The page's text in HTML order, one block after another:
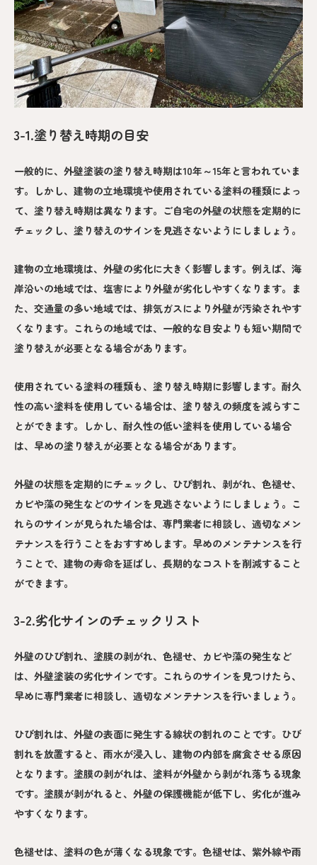
3-1.塗り替え時期の目安
一般的に、外壁塗装の塗り替え時期は10年～15年と言われていま
す。しかし、建物の立地環境や使用されている塗料の種類によっ
て、塗り替え時期は異なります。ご自宅の外壁の状態を定期的に
チェックし、塗り替えのサインを見逃さないようにしましょう。
建物の立地環境は、外壁の劣化に大きく影響します。例えば、海
岸沿いの地域では、塩害により外壁が劣化しやすくなります。ま
た、交通量の多い地域では、排気ガスにより外壁が汚染されやす
くなります。これらの地域では、一般的な目安よりも短い期間で
塗り替えが必要となる場合があります。
使用されている塗料の種類も、塗り替え時期に影響します。耐久
性の高い塗料を使用している場合は、塗り替えの頻度を減らすこ
とができます。しかし、耐久性の低い塗料を使用している場合
は、早めの塗り替えが必要となる場合があります。
外壁の状態を定期的にチェックし、ひび割れ、剥がれ、色褪せ、
カビや藻の発生などのサインを見逃さないようにしましょう。こ
れらのサインが見られた場合は、専門業者に相談し、適切なメン
テナンスを行うことをおすすめします。早めのメンテナンスを行
うことで、建物の寿命を延ばし、長期的なコストを削減すること
ができます。
3-2.劣化サインのチェックリスト
外壁のひび割れ、塗膜の剥がれ、色褪せ、カビや藻の発生など
は、外壁塗装の劣化サインです。これらのサインを見つけたら、
早めに専門業者に相談し、適切なメンテナンスを行いましょう。
ひび割れは、外壁の表面に発生する線状の割れのことです。ひび
割れを放置すると、雨水が浸入し、建物の内部を腐食させる原因
となります。塗膜の剥がれは、塗料が外壁から剥がれ落ちる現象
です。塗膜が剥がれると、外壁の保護機能が低下し、劣化が進み
やすくなります。
色褪せは、塗料の色が薄くなる現象です。色褪せは、紫外線や雨